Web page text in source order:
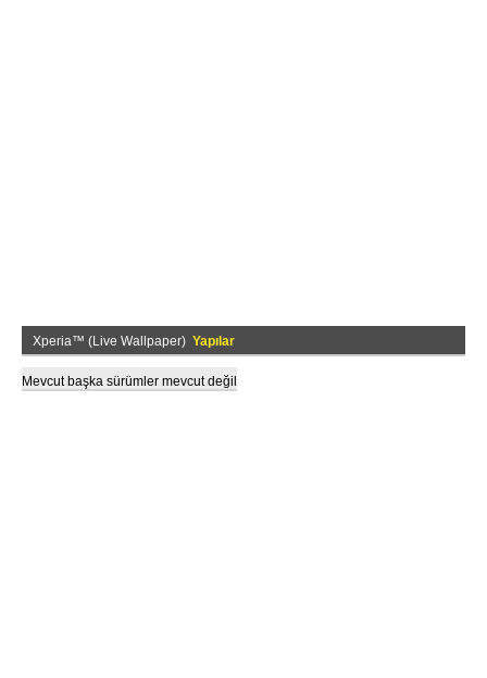
Xperia™ (Live Wallpaper) Yapılar
Mevcut başka sürümler mevcut değil